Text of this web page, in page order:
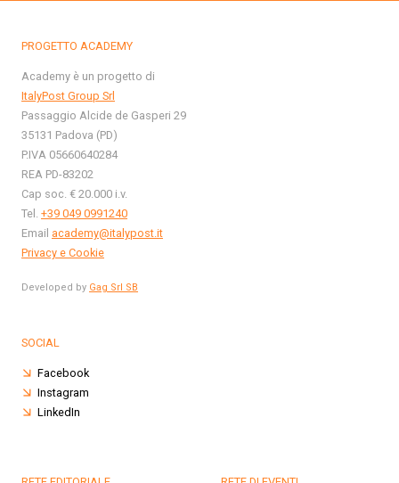
PROGETTO ACADEMY
Academy è un progetto di
ItalyPost Group Srl
Passaggio Alcide de Gasperi 29
35131 Padova (PD)
P.IVA 05660640284
REA PD-83202
Cap soc. € 20.000 i.v.
Tel. +39 049 0991240
Email academy@italypost.it
Privacy e Cookie
Developed by Gag Srl SB
SOCIAL
Facebook
Instagram
LinkedIn